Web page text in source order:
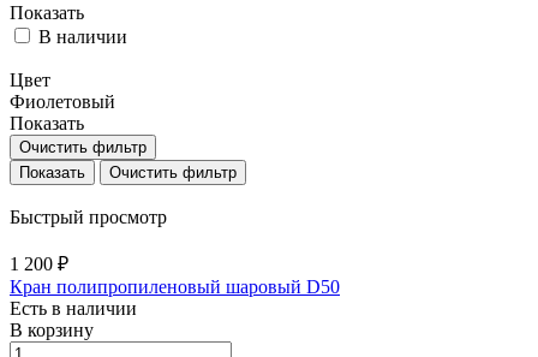
Показать
В наличии
Цвет
Фиолетовый
Показать
Очистить фильтр
Очистить фильтр
Быстрый просмотр
1 200 ₽
Кран полипропиленовый шаровый D50
Есть в наличии
В корзину